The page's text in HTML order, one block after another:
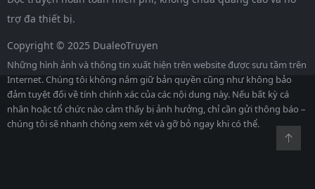
trợ đa thiết bị.
Copyright © 2025 DualeoTruyen
Những hình ảnh và thông tin xuất hiện trên website được sưu tầm trên
Internet. Chúng tôi không nắm giữ bản quyền cũng như không bảo
đảm tuyệt đối về tính chính xác của các nội dung này. Nếu bất kỳ cá
nhân hoặc tổ chức nào cảm thấy bị ảnh hưởng, chỉ cần gửi thông báo –
chúng tôi sẽ nhanh chóng xem xét và gỡ bỏ ngay khi có thể.